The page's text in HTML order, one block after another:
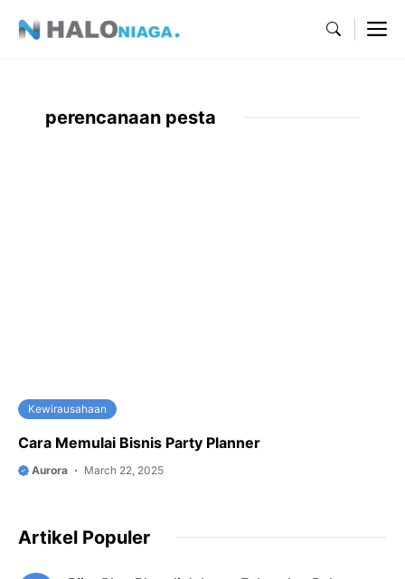
perencanaan pesta
Kewirausahaan
Cara Memulai Bisnis Party Planner
Aurora March 22, 2025
Artikel Populer